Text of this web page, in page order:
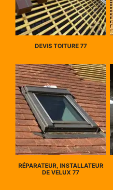
DEVIS TOITURE 77
RÉPARATEUR, INSTALLATEUR
DE VELUX 77